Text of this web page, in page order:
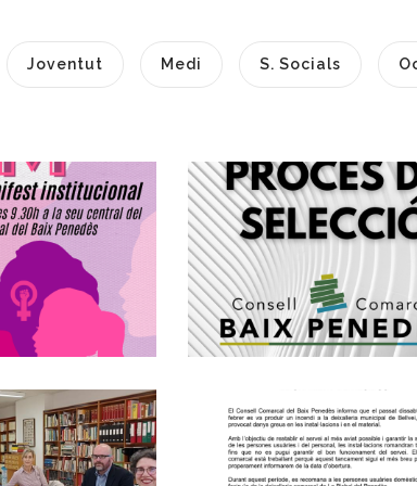
Joventut Medi S. Socials
Març, Dia
De
Al Baix
Creació D'una
Borsa
Administratius/
Grup C2
Altres
De
De
De
Provisionals En
Lliurament De
Residus A La